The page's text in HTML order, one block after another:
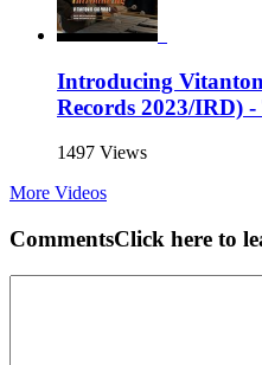
Introducing
Records 2023/IRD) -
1497 Views
More Videos
CommentsClick here to